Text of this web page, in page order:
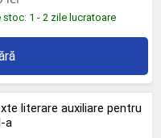
1 - 2 zile lucratoare